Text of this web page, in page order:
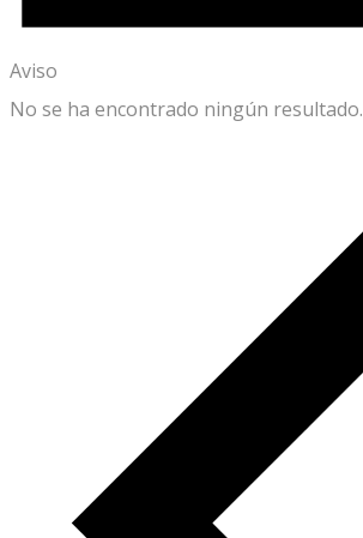
Aviso
No se ha encontrado ningún resultado.